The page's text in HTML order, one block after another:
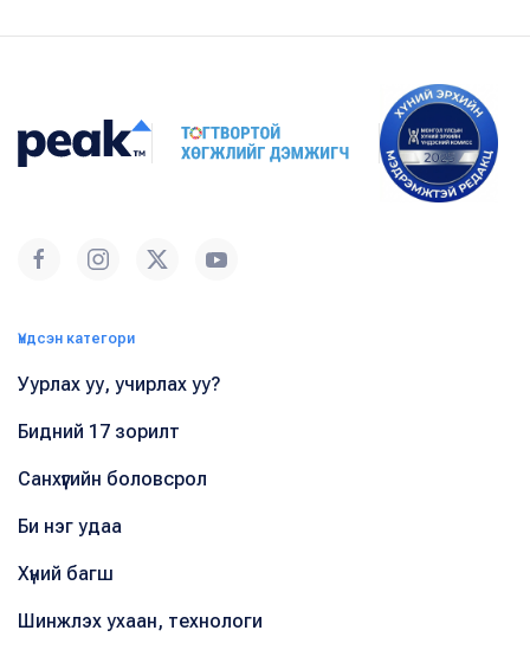
Үндсэн категори
Уурлах уу, учирлах уу?
Бидний 17 зорилт
Санхүүгийн боловсрол
Би нэг удаа
Хүний багш
Шинжлэх ухаан, технологи